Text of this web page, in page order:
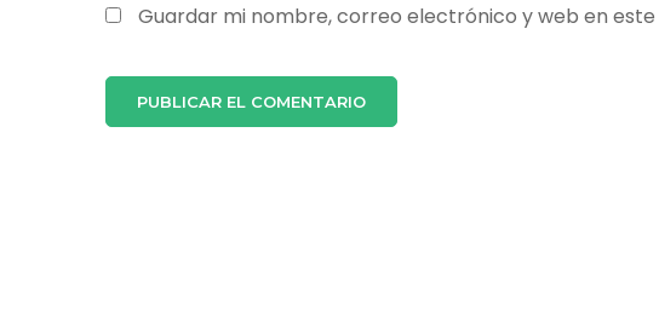
Guardar mi nombre, correo electrónico y web en